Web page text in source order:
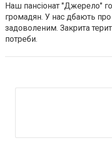
Наш пансіонат "Джерело"
громадян. У нас дбають про
задоволеним. Закрита
потреби.